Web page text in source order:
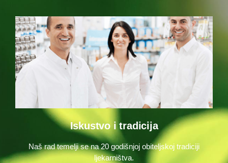
Iskustvo i tradicija
Naš rad temelji se na 20 godišnjoj obiteljskoj tradiciji
ljekarništva.